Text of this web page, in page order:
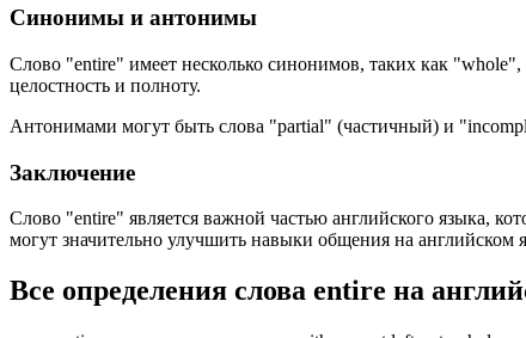
Синонимы и антонимы
Слово "entire" имеет несколько синонимов, таких как
целостность и полноту.
Антонимами могут быть слова "partial" (частичный) и
Заключение
Слово "entire" является важной частью английского языка,
могут значительно улучшить навыки общения на английском
Все определения слова entire на